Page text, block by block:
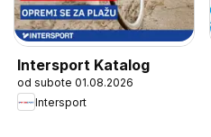
Intersport Katalog
od subote 01.08.2026
Intersport